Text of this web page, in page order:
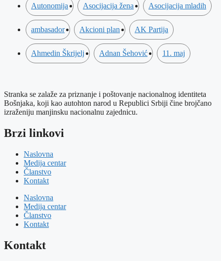
Autonomija Asocijacija žena Asocijacija mladih
ambasador Akcioni plan AK Partija
Ahmedin Škrijelj Adnan Šehović 11. maj
Stranka se zalaže za priznanje i poštovanje nacionalnog identiteta
Bošnjaka, koji kao autohton narod u Republici Srbiji čine brojčano
izraženiju manjinsku nacionalnu zajednicu.
Brzi linkovi
Naslovna
Medija centar
Članstvo
Kontakt
Naslovna
Medija centar
Članstvo
Kontakt
Kontakt